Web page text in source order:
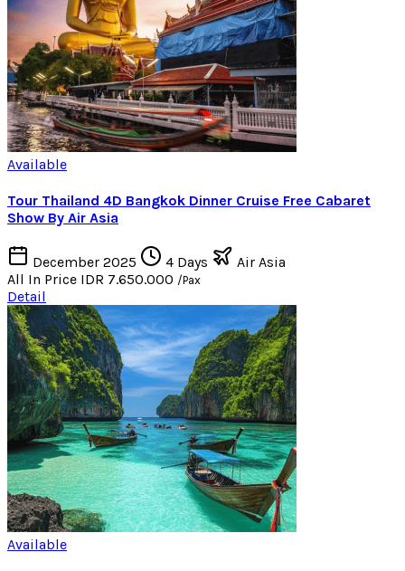
Available
Tour Thailand 4D Bangkok Dinner Cruise Free Cabaret
Show By Air Asia
December 2025 4 Days
Air Asia
All In Price IDR 7.650.000 /Pax
Detail
Available